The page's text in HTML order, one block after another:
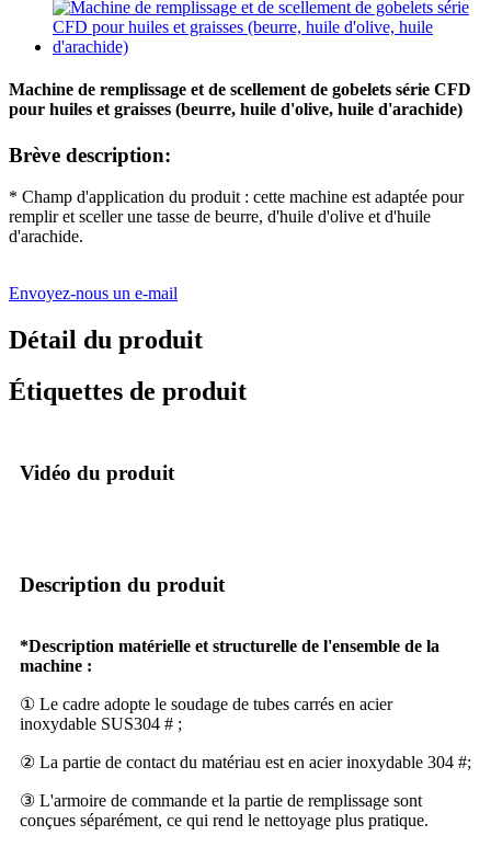
Machine de remplissage et de scellement de gobelets série CFD
pour huiles et graisses (beurre, huile d'olive, huile d'arachide)
Brève description:
* Champ d'application du produit : cette machine est adaptée pour
remplir et sceller une tasse de beurre, d'huile d'olive et d'huile
d'arachide.
Envoyez-nous un e-mail
Détail du produit
Étiquettes de produit
Vidéo du produit
Description du produit
*Description matérielle et structurelle de l'ensemble de la
machine :
① Le cadre adopte le soudage de tubes carrés en acier
inoxydable SUS304 # ;
② La partie de contact du matériau est en acier inoxydable 304 #;
③ L'armoire de commande et la partie de remplissage sont
conçues séparément, ce qui rend le nettoyage plus pratique.